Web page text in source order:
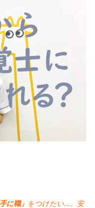
手に職」 をつけたい…。安